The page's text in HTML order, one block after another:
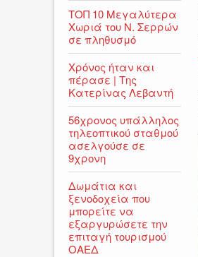
ΤΟΠ 10 Μεγαλύτερα
Χωριά του Ν. Σερρών
σε πληθυσμό
Χρόνος ήταν και
πέρασε | Της
Κατερίνας Λεβαντή
56χρονος υπάλληλος
τηλεοπτικού σταθμού
ασελγούσε σε
9χρονη
Δωμάτια και
ξενοδοχεία που
μπορείτε να
εξαργυρώσετε την
επιταγή τουρισμού
ΟΑΕΔ